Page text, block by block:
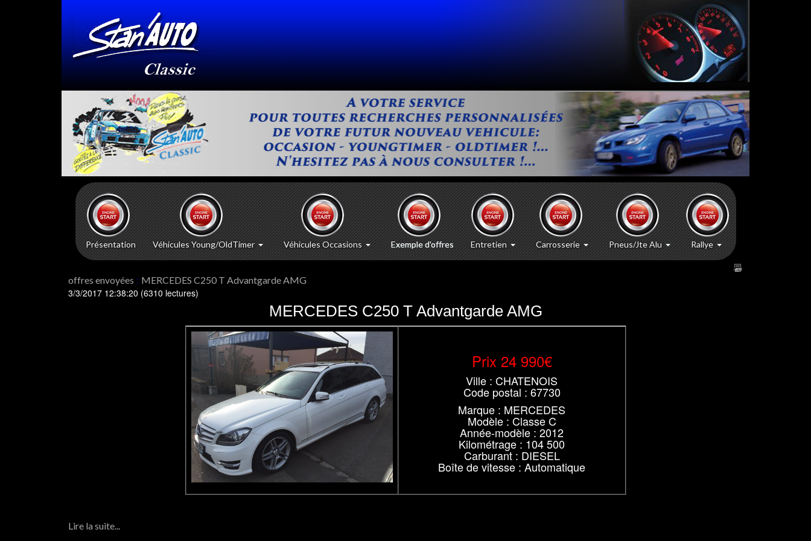
Présentation Véhicules Young/OldTimer Véhicules Occasions Exemple d'offres Entretien Carrosserie Pneus/Jte Alu Rallye
offres envoyées : MERCEDES C250 T Advantgarde AMG
3/3/2017 12:38:20 (6310 lectures)
MERCEDES C250 T Advantgarde AMG
Prix 24 990€
Ville : CHATENOIS
Code postal : 67730
Marque : MERCEDES
Modèle : Classe C
Année-modèle : 2012
Kilométrage : 104 500
Carburant : DIESEL
Boîte de vitesse : Automatique
Lire la suite...